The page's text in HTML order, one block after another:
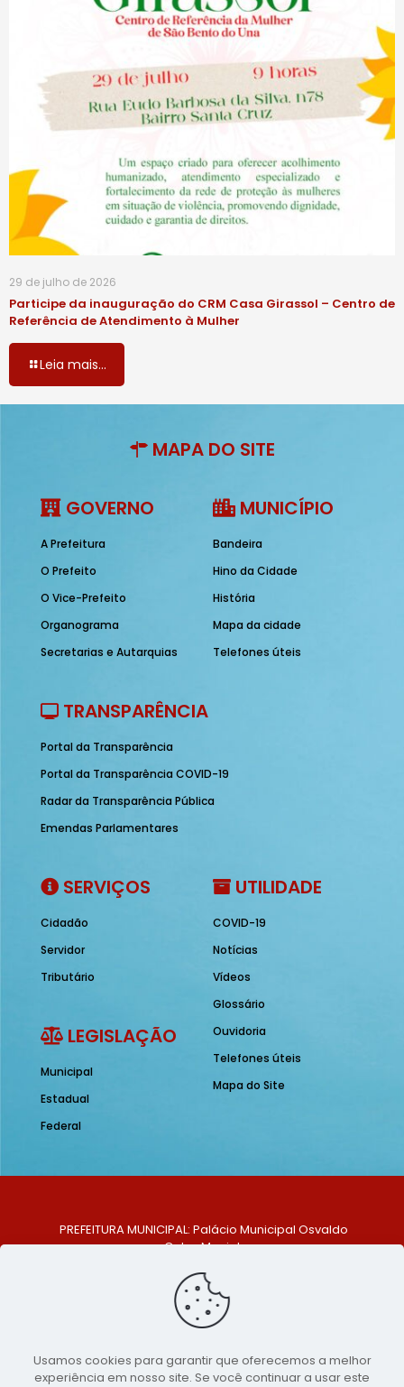
29 de julho de 2026
Participe da inauguração do CRM Casa Girassol – Centro de
Referência de Atendimento à Mulher
Leia mais...
MAPA DO SITE
GOVERNO
A Prefeitura
O Prefeito
O Vice-Prefeito
Organograma
Secretarias e Autarquias
MUNICÍPIO
Bandeira
Hino da Cidade
História
Mapa da cidade
Telefones úteis
TRANSPARÊNCIA
Portal da Transparência
Portal da Transparência COVID-19
Radar da Transparência Pública
Emendas Parlamentares
SERVIÇOS
Cidadão
Servidor
Tributário
LEGISLAÇÃO
Municipal
Estadual
Federal
UTILIDADE
COVID-19
Notícias
Vídeos
Glossário
Ouvidoria
Telefones úteis
Mapa do Site
PREFEITURA MUNICIPAL: Palácio Municipal Osvaldo
Celso Maciel
Centro, São Bento do Una - PE. CEP: 553370-128
TELEFONE: (81) 99548-1569
E-MAIL: ouvidoria@saobentodouna.pe.gov.br
Usamos cookies para garantir que oferecemos a melhor
experiência em nosso site. Se você continuar a usar este